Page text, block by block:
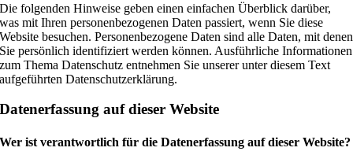
Die folgenden Hinweise geben einen einfachen Überblick darüber,
was mit Ihren personenbezogenen Daten passiert, wenn Sie diese
Website besuchen. Personenbezogene Daten sind alle Daten, mit denen
Sie persönlich identifiziert werden können. Ausführliche Informationen
zum Thema Datenschutz entnehmen Sie unserer unter diesem Text
aufgeführten Datenschutzerklärung.
Datenerfassung auf dieser Website
Wer ist verantwortlich für die Datenerfassung auf dieser Website?